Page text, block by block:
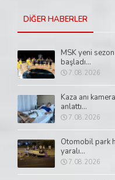
DİĞER HABERLER
MSK yeni sezon
başladı...
7.08.2026
Kaza anı
anlattı...
7.08.2026
Otomobil park
yaralı...
7.08.2026